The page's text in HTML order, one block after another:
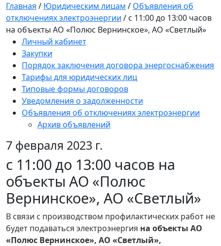
Главная / Юридическим лицам / Объявления об
отключениях электроэнергии / с 11:00 до 13:00 часов
на объекты АО «Полюс Вернинское», АО «Светлый»
Личный кабинет
Закупки
Порядок заключения договора энергоснабжения
Тарифы для юридических лиц
Типовые формы договоров
Уведомления о задолженности
Объявления об отключениях электроэнергии
Архив объявлений
7 февраля 2023 г.
с 11:00 до 13:00 часов на
объекты АО «Полюс
Вернинское», АО «Светлый»
В связи с производством профилактических работ не
будет подаваться электроэнергия на объекты АО
«Полюс Вернинское», АО «Светлый»,